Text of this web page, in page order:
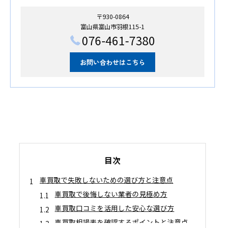
〒930-0864
富山県富山市羽根115-1
076-461-7380
お問い合わせはこちら
目次
車買取で失敗しないための選び方と注意点
車買取で後悔しない業者の見極め方
車買取口コミを活用した安心な選び方
車買取相場表を確認するポイントと注意点